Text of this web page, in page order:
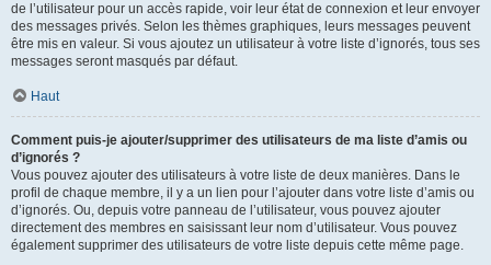
de l’utilisateur pour un accès rapide, voir leur état de connexion et leur envoyer
des messages privés. Selon les thèmes graphiques, leurs messages peuvent
être mis en valeur. Si vous ajoutez un utilisateur à votre liste d’ignorés, tous ses
messages seront masqués par défaut.
Haut
Comment puis-je ajouter/supprimer des utilisateurs de ma liste d’amis ou
d’ignorés ?
Vous pouvez ajouter des utilisateurs à votre liste de deux manières. Dans le
profil de chaque membre, il y a un lien pour l’ajouter dans votre liste d’amis ou
d’ignorés. Ou, depuis votre panneau de l’utilisateur, vous pouvez ajouter
directement des membres en saisissant leur nom d’utilisateur. Vous pouvez
également supprimer des utilisateurs de votre liste depuis cette même page.